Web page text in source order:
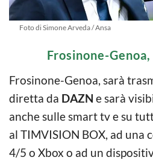
Foto di Simone Arveda / Ansa
Frosinone-
Frosinone-Genoa, sarà
diretta da DAZN e sarà
anche sulle smart tv e su
al TIMVISION BOX, ad una
4/5 o Xbox o ad un